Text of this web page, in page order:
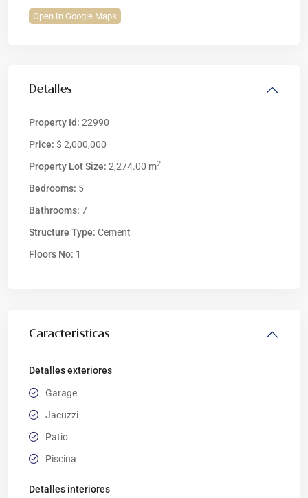
Open In Google Maps
Detalles
Property Id: 22990
Price: $ 2,000,000
Property Lot Size: 2,274.00 m2
Bedrooms: 5
Bathrooms: 7
Structure Type: Cement
Floors No: 1
Características
Detalles exteriores
Garage
Jacuzzi
Patio
Piscina
Detalles interiores